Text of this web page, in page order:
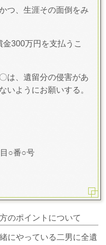
つ、生涯その面倒をみ
300万円を支払うこ
は、遺留分の侵害があ
いようにお願いする。
○番○号
のポイントについて
にやっている二男に全遺